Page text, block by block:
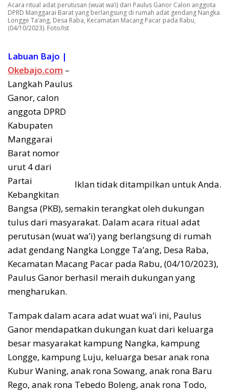
Acara ritual adat perutusan (wuat wa’i) dari Paulus Ganor Calon anggota
DPRD Manggarai Barat yang berlangsung di rumah adat gendang Nangka
Longge Ta’ang, Desa Raba, Kecamatan Macang Pacar pada Rabu,
(04/10/2023). Foto/Ist
Iklan tidak ditampilkan untuk Anda.
Labuan Bajo |
Okebajo.com –
Langkah Paulus
Ganor, calon
anggota DPRD
Kabupaten
Manggarai
Barat nomor
urut 4 dari
Partai
Kebangkitan
Bangsa (PKB), semakin terangkat oleh dukungan
tulus dari masyarakat. Dalam acara ritual adat
perutusan (wuat wa’i) yang berlangsung di rumah
adat gendang Nangka Longge Ta’ang, Desa Raba,
Kecamatan Macang Pacar pada Rabu, (04/10/2023),
Paulus Ganor berhasil meraih dukungan yang
mengharukan.
Tampak dalam acara adat wuat wa’i ini, Paulus
Ganor mendapatkan dukungan kuat dari keluarga
besar masyarakat kampung Nangka, kampung
Longge, kampung Luju, keluarga besar anak rona
Kubur Waning, anak rona Sowang, anak rona Baru
Rego, anak rona Tebedo Boleng, anak rona Todo,